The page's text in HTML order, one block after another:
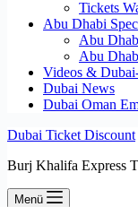
Tickets
Abu Dhabi
Abu
Abu
Videos &
Dubai News
Dubai Oman
Dubai Ticket Discount
Burj Khalifa Express
Menü